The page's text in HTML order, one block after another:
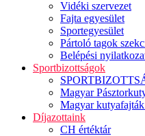
Vidéki szervezet
Fajta egyesület
Sportegyesület
Pártoló tagok
Belépési
Sportbizottságok
Magyar
Magyar
Díjazottaink
CH értéktár